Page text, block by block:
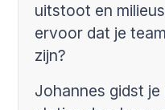
uitstoot en
ervoor dat je
zijn?
Johannes gidst